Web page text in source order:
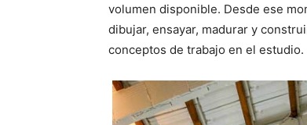
volumen disponible. Desde ese
dibujar, ensayar, madurar y
conceptos de trabajo en el estudio.